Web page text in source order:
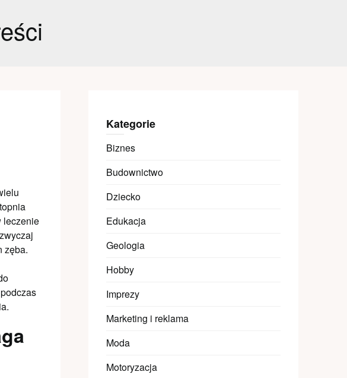
leczenie
zęba.
Kategorie
Biznes
Budownictwo
Dziecko
Edukacja
Geologia
Hobby
Imprezy
Marketing i reklama
Moda
Motoryzacja